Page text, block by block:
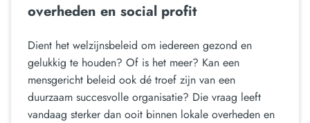
overheden en social profit
Dient het welzijnsbeleid om iedereen gezond en
gelukkig te houden? Of is het meer? Kan een
mensgericht beleid ook dé troef zijn van een
duurzaam succesvolle organisatie? Die vraag leeft
vandaag sterker dan ooit binnen lokale overheden en